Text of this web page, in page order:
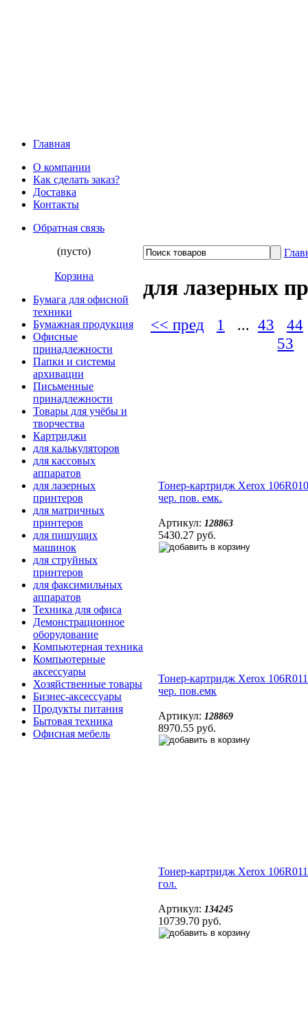
Главная
О компании
Как сделать заказ?
Доставка
Контакты
Обратная связь
(пусто)
Корзина
Бумага для офисной
техники
Бумажная продукция
Офисные
принадлежности
Папки и системы
архивации
Письменные
принадлежности
Товары для учёбы и
творчества
Картриджи
для калькуляторов
для кассовых
аппаратов
для лазерных
принтеров
для матричных
принтеров
для пишущих
машинок
для струйных
принтеров
для факсимильных
аппаратов
Техника для офиса
Демонстрационное
оборудование
Компьютерная техника
Компьютерные
аксессуары
Хозяйственные товары
Бизнес-аксессуары
Продукты питания
Бытовая техника
Офисная мебель
для лазерных
<< пред 1 ... 43
44
53
Тонер-картридж Xerox
чер. пов. емк.
Артикул: 128863
5430.27 руб.
Тонер-картридж Xerox
чер. пов.емк
Артикул: 128869
8970.55 руб.
Тонер-картридж Xerox
гол.
Артикул: 134245
10739.70 руб.